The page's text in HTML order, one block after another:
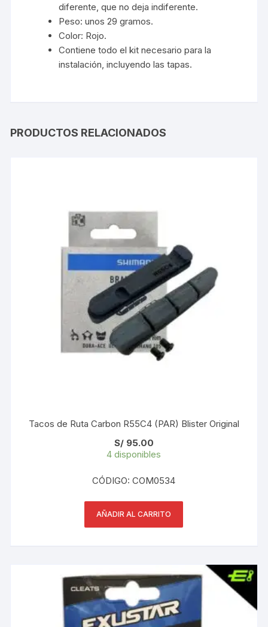
diferente, que no deja indiferente.
Peso: unos 29 gramos.
Color: Rojo.
Contiene todo el kit necesario para la
instalación, incluyendo las tapas.
PRODUCTOS RELACIONADOS
Tacos de Ruta Carbon R55C4 (PAR) Blister Original
S/95.00
4 disponibles
CÓDIGO: COM0534
AÑADIR AL CARRITO